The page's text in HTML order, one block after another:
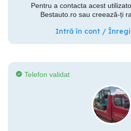
Pentru a contacta acest
Bestauto.ro sau creează-ți
Intră în cont /
Telefon validat